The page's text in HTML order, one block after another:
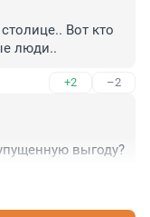
Вот кто
люди..
+2 –2
выгоду?